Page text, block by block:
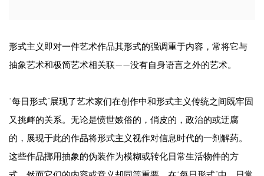
形式主义即对一件艺术作品其形式的强调重于内容，常将它与
抽象艺术和极简艺术相关联——没有自身语言之外的艺术。
“每日形式”展现了艺术家们在创作中和形式主义传统之间既牢固
又挑衅的关系。无论是愤世嫉俗的，俏皮的，政治的或迂腐
的，展现于此的作品将形式主义视作对信息时代的一剂解药。
这些作品挪用抽象的伪装作为模糊或转化日常生活物件的方